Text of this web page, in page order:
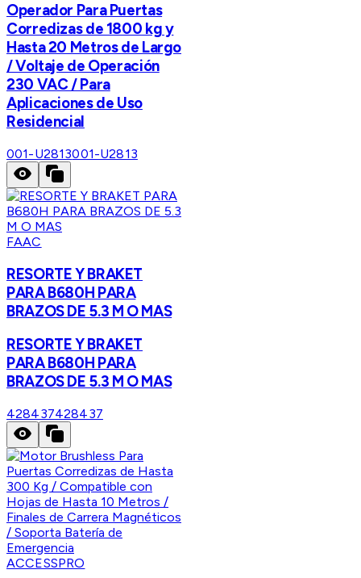
Operador Para Puertas
Corredizas de 1800 kg y
Hasta 20 Metros de Largo
/ Voltaje de Operación
230 VAC / Para
Aplicaciones de Uso
Residencial
001-U2813001-U2813
FAAC
RESORTE Y BRAKET
PARA B680H PARA
BRAZOS DE 5.3 M O MAS
RESORTE Y BRAKET
PARA B680H PARA
BRAZOS DE 5.3 M O MAS
428437428437
ACCESSPRO